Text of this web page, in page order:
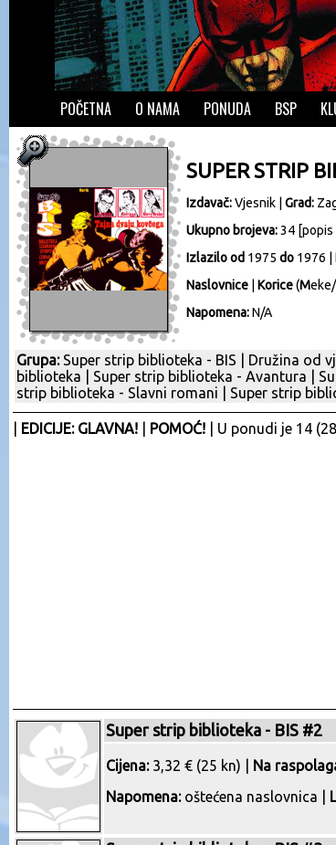
POČETNA O NAMA PONUDA BSP
SUPER STRIP
Izdavač:Vjesnik Grad:
Ukupno brojeva:34 [popis
Izlazilo od 1975 do 1976 |
Naslovnice
Korice(Meke/
Napomena:N/A
Grupa: Super strip biblioteka - BIS Družina od
biblioteka
Super strip biblioteka - Avantura
strip biblioteka - Slavni romani
Super strip
EDICIJE: GLAVNA! POMOĆ! | U ponudi je 14
Super strip biblioteka - BIS #2
Cijena:3,32 € (25 kn) | Na
Napomena:oštećena naslovnica |